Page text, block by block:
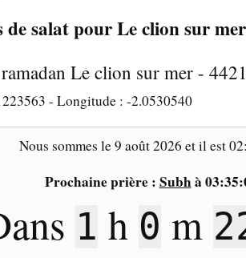
de salat pour Le clion sur
Le clion sur mer -
- Longitude : -2.0530540
Nous sommes le9 août 2026 et il est
Prochaine prière : Subhà
1 h 0 m